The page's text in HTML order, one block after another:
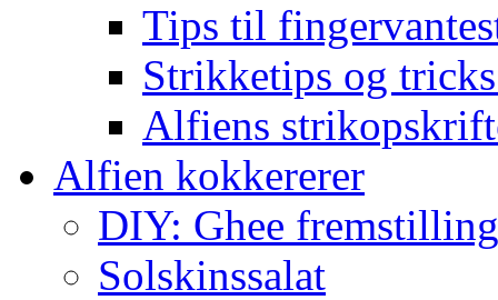
Tips til
Strikketips og
Alfiens
Alfien kokkererer
DIY: Ghee
Solskinssalat